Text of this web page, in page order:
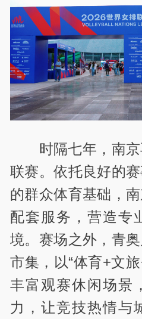
时隔七年，南
联赛。依托良好的
的群众体育基础，
配套服务，营造专
境。赛场之外，青
市集，以“体育+文
丰富观赛休闲场景
力，让竞技热情与